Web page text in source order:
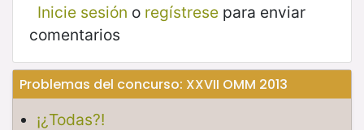
Inicie sesión o regístresepara enviar
comentarios
Problemas del concurso: XXVII OMM 2013
¡¿Todas?!